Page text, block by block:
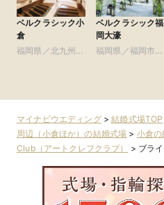
ベルクラシック小
倉
福岡県／北九州
ベルクラシック福
岡大濠
福岡県／福岡市・
マイナビウエディング>結婚式場TOP
周辺（小倉ほか）の結婚式場 > 小倉
Club（アートクレフクラブ）
> ブラ